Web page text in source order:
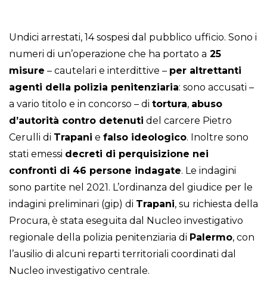
Undici arrestati, 14 sospesi dal pubblico ufficio. Sono i
numeri di un’operazione che ha portato a 25
misure – cautelari e interdittive – per altrettanti
agenti della polizia penitenziaria: sono accusati –
a vario titolo e in concorso – di tortura, abuso
d’autorità contro detenuti del carcere Pietro
Cerulli di Trapani e falso ideologico. Inoltre sono
stati emessi decreti di perquisizione nei
confronti di 46 persone indagate. Le indagini
sono partite nel 2021. L’ordinanza del giudice per le
indagini preliminari (gip) di Trapani, su richiesta della
Procura, è stata eseguita dal Nucleo investigativo
regionale della polizia penitenziaria di Palermo, con
l’ausilio di alcuni reparti territoriali coordinati dal
Nucleo investigativo centrale.